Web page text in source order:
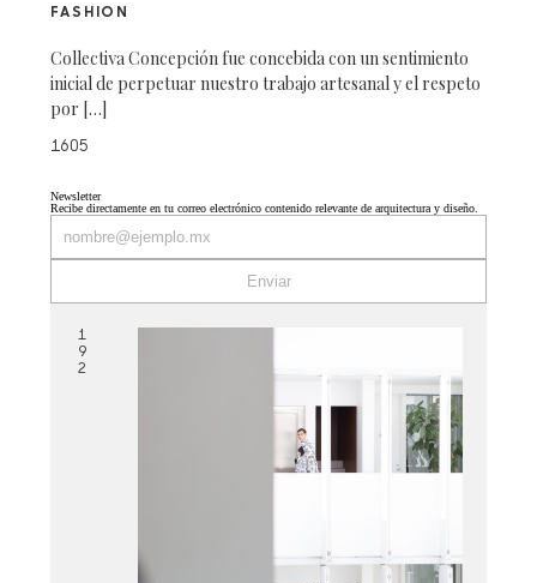
FASHION
Collectiva Concepción fue concebida con un sentimiento
inicial de perpetuar nuestro trabajo artesanal y el respeto
por […]
1605
Newsletter
Recibe directamente en tu correo electrónico contenido relevante de arquitectura y diseño.
1
9
2